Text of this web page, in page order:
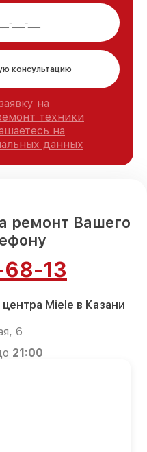
консультацию
на
техники
на
данных
ремонт Вашего
13
Miele в Казани
6
21:00